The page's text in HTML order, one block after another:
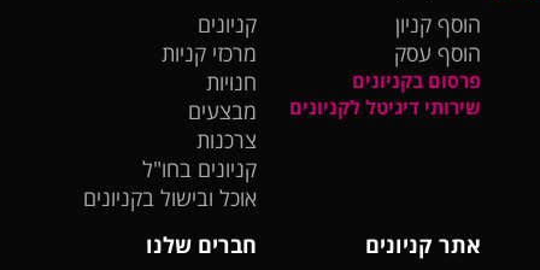
הוסף קניון
הוסף עסק
פרסום בקניונים
שירותי דיגיטל לקניונים
קניונים
מרכזי קניות
חנויות
מבצעים
צרכנות
קניונים בחו"ל
אוכל ובישול בקניונים
אתר קניונים
חברים שלנו